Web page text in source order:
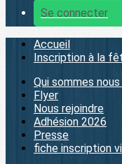
Se connecter
Accueil
Inscription à la
Qui sommes nous
Flyer
Nous rejoindre
Adhésion 2026
Presse
fiche inscription